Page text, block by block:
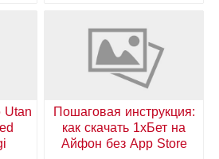
Пошаговая инструкция:
как скачать 1хБет на
Айфон без App Store